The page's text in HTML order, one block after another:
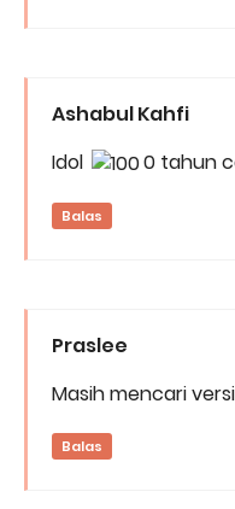
Ashabul Kahfi
Idol
0 tahun
Balas
Praslee
Masih mencari
Balas